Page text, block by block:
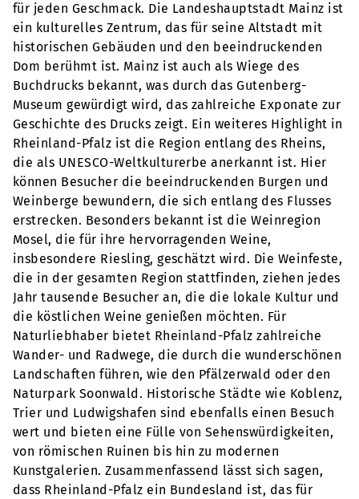
für jeden Geschmack. Die Landeshauptstadt Mainz ist
ein kulturelles Zentrum, das für seine Altstadt mit
historischen Gebäuden und den beeindruckenden
Dom berühmt ist. Mainz ist auch als Wiege des
Buchdrucks bekannt, was durch das Gutenberg-
Museum gewürdigt wird, das zahlreiche Exponate zur
Geschichte des Drucks zeigt. Ein weiteres Highlight in
Rheinland-Pfalz ist die Region entlang des Rheins,
die als UNESCO-Weltkulturerbe anerkannt ist. Hier
können Besucher die beeindruckenden Burgen und
Weinberge bewundern, die sich entlang des Flusses
erstrecken. Besonders bekannt ist die Weinregion
Mosel, die für ihre hervorragenden Weine,
insbesondere Riesling, geschätzt wird. Die Weinfeste,
die in der gesamten Region stattfinden, ziehen jedes
Jahr tausende Besucher an, die die lokale Kultur und
die köstlichen Weine genießen möchten. Für
Naturliebhaber bietet Rheinland-Pfalz zahlreiche
Wander- und Radwege, die durch die wunderschönen
Landschaften führen, wie den Pfälzerwald oder den
Naturpark Soonwald. Historische Städte wie Koblenz,
Trier und Ludwigshafen sind ebenfalls einen Besuch
wert und bieten eine Fülle von Sehenswürdigkeiten,
von römischen Ruinen bis hin zu modernen
Kunstgalerien. Zusammenfassend lässt sich sagen,
dass Rheinland-Pfalz ein Bundesland ist, das für